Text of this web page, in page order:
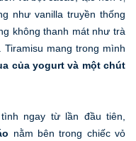
như vanilla truyền thống
không thanh mát như trà
mang trong mình
của yogurt và một chút
ngay từ lần đầu tiên,
nằm bên trong chiếc vỏ